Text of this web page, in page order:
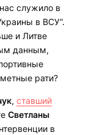
служило в
в ВСУ“.
и Литве
данным,
рати?
, ставший
Светланы
в